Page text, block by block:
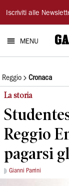
Gazzetta
di
Reggio
Iscriviti alle
MENU
Reggio Cronaca
La storia
Reggio
pagarsi
Gianni Parrini